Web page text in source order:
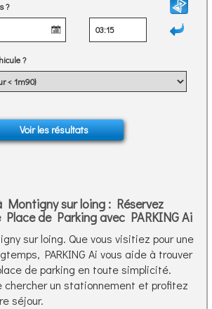
?
?
sur loing : Réservez
Place de Parking avec PARKING Ai
sur loing. Que vous visitiez pour une
PARKING Ai vous aide à trouver
de parking en toute simplicité.
chercher un stationnement et profitez
séjour.